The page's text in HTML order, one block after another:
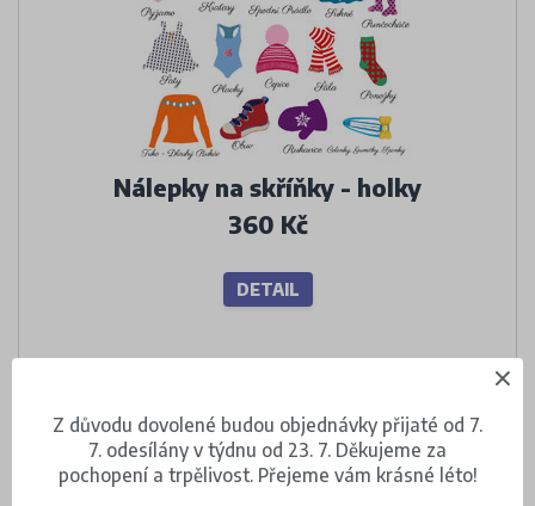
Nálepky na skříňky - holky
360 Kč
DETAIL
Z důvodu dovolené budou objednávky přijaté od 7.
7. odesílány v týdnu od 23. 7. Děkujeme za
pochopení a trpělivost. Přejeme vám krásné léto!